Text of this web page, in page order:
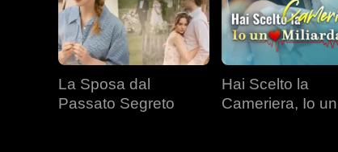
La Sposa dal
Passato Segreto
Hai Scelto la
Cameriera, Io un